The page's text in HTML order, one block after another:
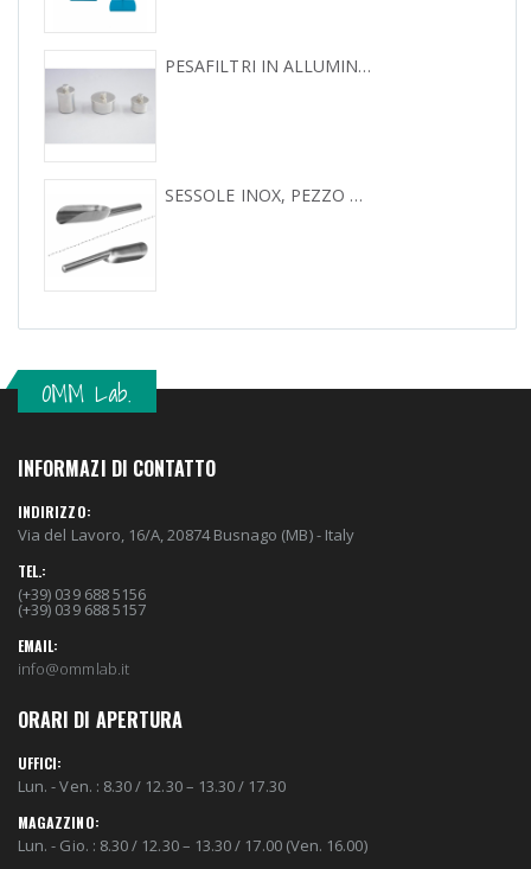
PESAFILTRI IN ALLUMINIO CON COPERCHIO
SESSOLE INOX, PEZZO UNICO
OMM Lab.
INFORMAZI DI CONTATTO
INDIRIZZO:
Via del Lavoro, 16/A, 20874 Busnago (MB) - Italy
TEL.:
(+39) 039 688 5156
(+39) 039 688 5157
EMAIL:
info@ommlab.it
ORARI DI APERTURA
UFFICI:
Lun. - Ven. : 8.30 / 12.30 – 13.30 / 17.30
MAGAZZINO:
Lun. - Gio. : 8.30 / 12.30 – 13.30 / 17.00 (Ven. 16.00)